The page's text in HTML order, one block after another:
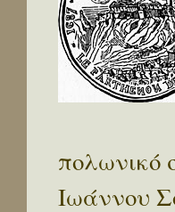
πολωνικό
Ιωάννου